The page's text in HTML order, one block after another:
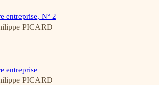
entreprise, N° 2
PICARD
entreprise
PICARD